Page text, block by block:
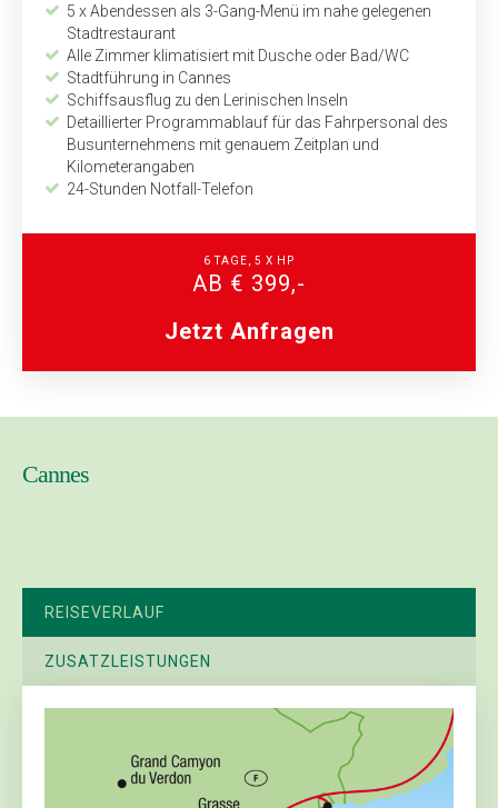
5 x Abendessen als 3-Gang-Menü im nahe gelegenen
Stadtrestaurant
Alle Zimmer klimatisiert mit ­Dusche oder Bad/WC
Stadtführung in Cannes
Schiffsausflug zu den Lerinischen Inseln
Detaillierter Programmablauf für das Fahrpersonal des
Busunternehmens mit genauem Zeitplan und
Kilometerangaben
24-Stunden Notfall-Telefon
6 TAGE, 5 X HP
AB € 399,-
Jetzt Anfragen
Cannes
REISEVERLAUF
ZUSATZLEISTUNGEN